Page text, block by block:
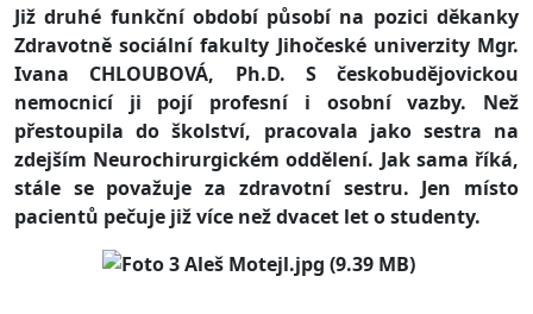
Již druhé funkční období působí na pozici děkanky
Zdravotně sociální fakulty Jihočeské univerzity Mgr.
Ivana CHLOUBOVÁ, Ph.D. S českobudějovickou
nemocnicí ji pojí profesní i osobní vazby. Než
přestoupila do školství, pracovala jako sestra na
zdejším Neurochirurgickém oddělení. Jak sama říká,
stále se považuje za zdravotní sestru. Jen místo
pacientů pečuje již více než dvacet let o studenty.